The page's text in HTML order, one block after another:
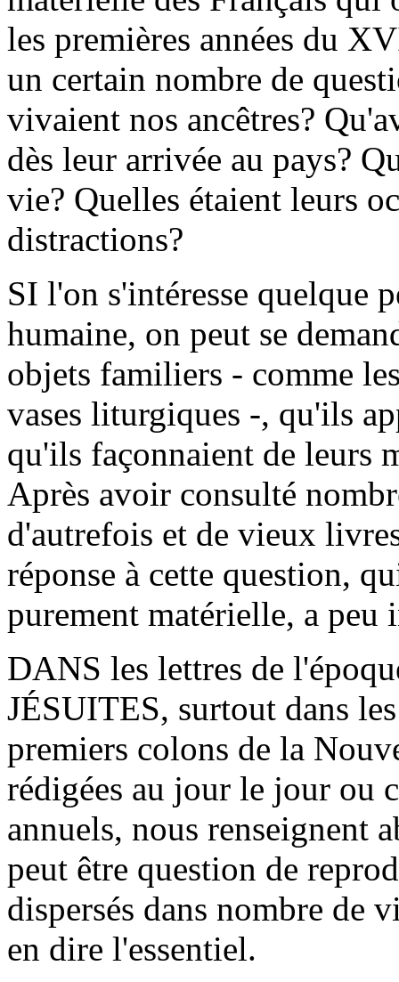
les premières années du
un certain nombre de
vivaient nos ancêtres?
dès leur arrivée au pays?
vie? Quelles étaient leurs
distractions?
SI l'on s'intéresse quelque
humaine, on peut se
objets familiers - comme
vases liturgiques -, qu'ils
qu'ils façonnaient de leurs
Après avoir consulté
d'autrefois et de vieux
réponse à cette question,
purement matérielle, a peu
DANS les lettres de
JÉSUITES, surtout dans
premiers colons de la
rédigées au jour le jour ou
annuels, nous renseignent
peut être question de
dispersés dans nombre de
en dire l'essentiel.